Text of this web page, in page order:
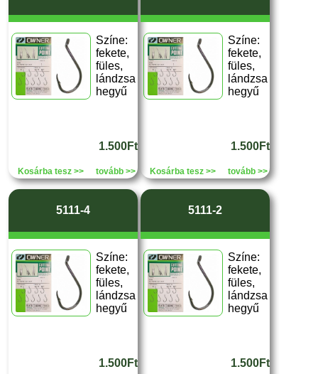
Színe:
fekete,
füles,
lándzsa
hegyű
1.500Ft
Kosárba tesz >> tovább >>
Színe:
fekete,
füles,
lándzsa
hegyű
1.500Ft
Kosárba tesz >> tovább >>
5111-4
Színe:
fekete,
füles,
lándzsa
hegyű
1.500Ft
5111-2
Színe:
fekete,
füles,
lándzsa
hegyű
1.500Ft